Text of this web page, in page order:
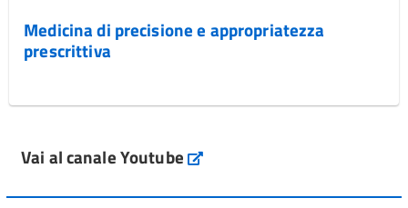
Medicina di precisione e appropriatezza
prescrittiva
Vai al canale Youtube